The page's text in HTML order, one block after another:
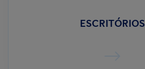
ESCRITÓRIOS